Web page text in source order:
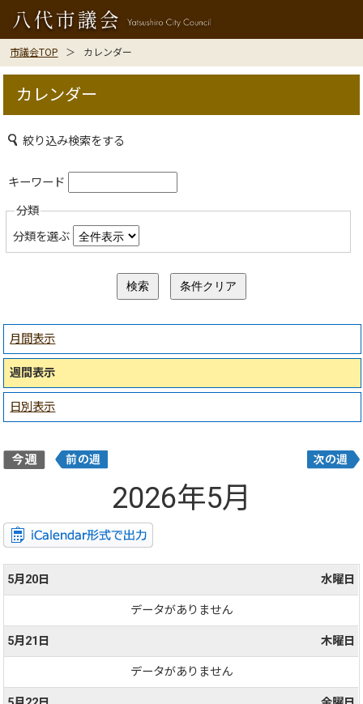
市議会TOP カレンダー
カレンダー
絞り込み検索をする
キーワード
分類
分類を選ぶ
月間表示
週間表示
日別表示
2026年5月
5月20日 水曜日
データがありません
5月21日 木曜日
データがありません